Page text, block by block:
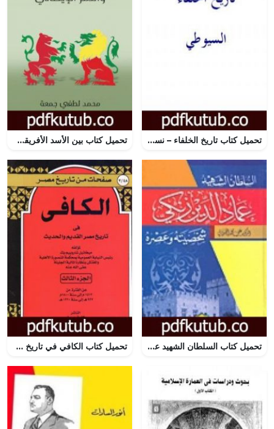
تحميل كتاب تاريخ الخلفاء – نسخة أخرى PDF تأليف جلال الدين السيوطي مجانا [كامل] تحميل كتاب بين الأسد الأفريقي والنمر الإيطالي PDF تأليف محمد لطفي جمعة مجانا [كامل]
تحميل كتاب السلطان الشهيد عماد الدين زنكي شخصيته وعصره PDF تأليف علي محمد الصلابي مجانا [كامل] تحميل كتاب الكافي في تاريخ مصر القديم والحديث – الجزء الثالث: 1512م-1800م PDF تأليف ميخائيل شاروبيم مجانا [كامل]